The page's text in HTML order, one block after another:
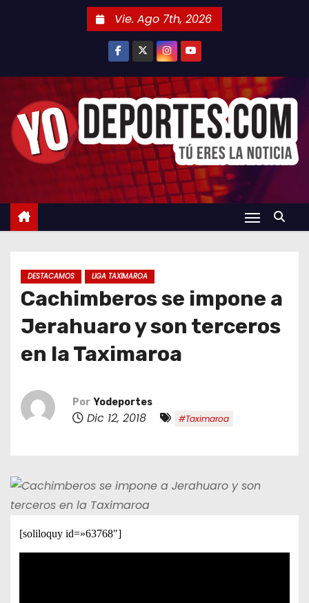
n
Vie. Ago 7th, 2026
DESTACAMOS LIGA TAXIMAROA
Cachimberos se impone a
Jerahuaro y son terceros
en la Taximaroa
Por Yodeportes
Dic 12, 2018 #Taximaroa
[soliloquy id=»63768″]